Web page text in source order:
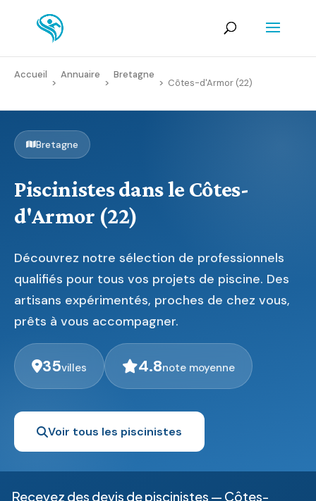
Accueil
>
Annuaire
>
Bretagne
> Côtes-d'Armor (22)
Bretagne
Piscinistes dans le Côtes-
d'Armor (22)
Découvrez notre sélection de professionnels
qualifiés pour tous vos projets de piscine. Des
artisans expérimentés, proches de chez vous,
prêts à vous accompagner.
35villes 4.8note moyenne
Voir tous les piscinistes
Recevez des devis de piscinistes — Côtes-